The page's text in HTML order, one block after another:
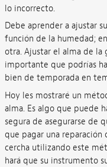
lo incorrecto.
Debe aprender a ajustar
función de la humedad;
otra. Ajustar el alma de
importante que podrías
bien de temporada en
Hoy les mostraré un
alma. Es algo que puede
segura de asegurarse de
que pagar una reparación
cercha utilizando este
hará que su instrumento